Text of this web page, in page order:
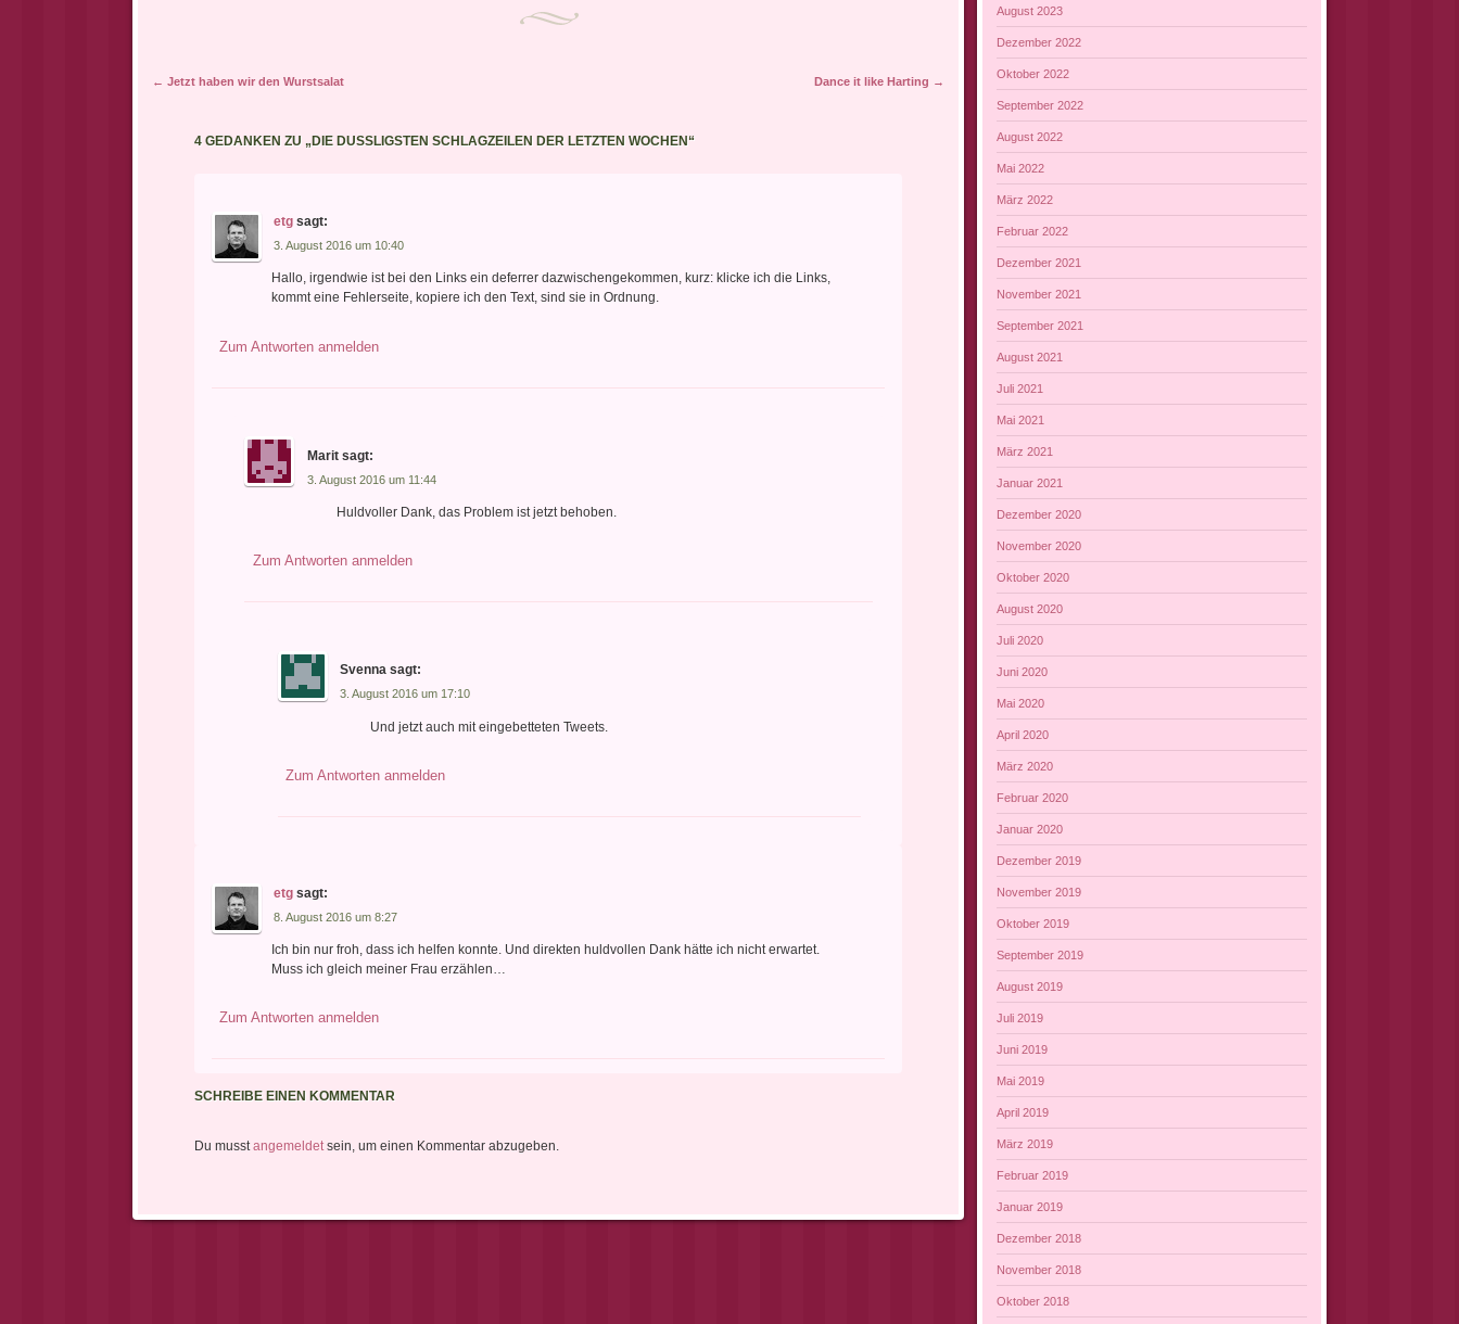
Artikel-Navigation
← Jetzt haben wir den Wurstsalat Dance it like Harting →
4 GEDANKEN ZU „ DIE DUSSLIGSTEN SCHLAGZEILEN DER LETZTEN WOCHEN “
etg sagt:
3. August 2016 um 10:40
Hallo, irgendwie ist bei den Links ein deferrer dazwischengekommen, kurz: klicke ich die Links,
kommt eine Fehlerseite, kopiere ich den Text, sind sie in Ordnung.
Zum Antworten anmelden
Marit sagt:
3. August 2016 um 11:44
Huldvoller Dank, das Problem ist jetzt behoben.
Zum Antworten anmelden
Svenna sagt:
3. August 2016 um 17:10
Und jetzt auch mit eingebetteten Tweets.
Zum Antworten anmelden
etg sagt:
8. August 2016 um 8:27
Ich bin nur froh, dass ich helfen konnte. Und direkten huldvollen Dank hätte ich nicht erwartet.
Muss ich gleich meiner Frau erzählen…
Zum Antworten anmelden
SCHREIBE EINEN KOMMENTAR
Du musstangemeldetsein, um einen Kommentar abzugeben.
August 2023
Dezember 2022
Oktober 2022
September 2022
August 2022
Mai 2022
März 2022
Februar 2022
Dezember 2021
November 2021
September 2021
August 2021
Juli 2021
Mai 2021
März 2021
Januar 2021
Dezember 2020
November 2020
Oktober 2020
August 2020
Juli 2020
Juni 2020
Mai 2020
April 2020
März 2020
Februar 2020
Januar 2020
Dezember 2019
November 2019
Oktober 2019
September 2019
August 2019
Juli 2019
Juni 2019
Mai 2019
April 2019
März 2019
Februar 2019
Januar 2019
Dezember 2018
November 2018
Oktober 2018